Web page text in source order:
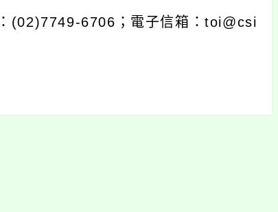
(02)7749-6706；電子信箱：toi@csi